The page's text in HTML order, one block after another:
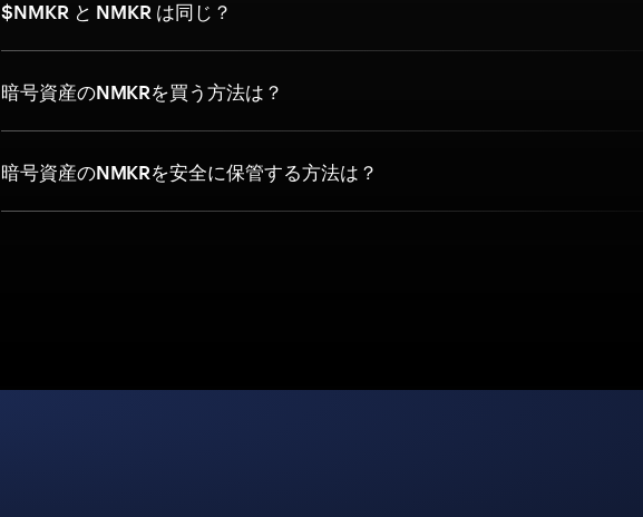
$NMKR と NMKR は同じ？
暗号資産のNMKRを買う方法は？
暗号資産のNMKRを安全に保管する方法は？